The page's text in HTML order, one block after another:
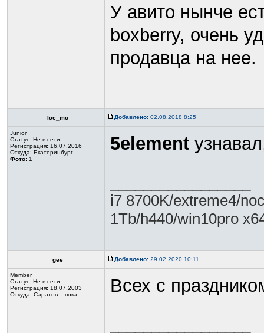
У авито нынче
boxberry, очень
продавца на нее.
Ice_mo Добавлено: 02.08.2018 8:25
Junior
Статус: Не в сети
Регистрация: 16.07.2016
Откуда: Екатеринбург
Фото: 1
5element
i7 8700K/extreme4/
1Tb/h440/win10pro
gee Добавлено: 29.02.2020 10:11
Member
Статус: Не в сети
Регистрация: 18.07.2003
Откуда: Саратов ...пока
Всех с